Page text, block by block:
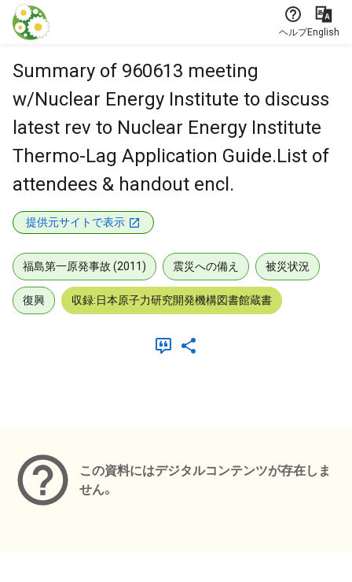
本文に飛ぶ
ヘルプEnglish
Summary of 960613 meeting
w/Nuclear Energy Institute to discuss
latest rev to Nuclear Energy Institute
Thermo-Lag Application Guide.List of
attendees & handout encl.
提供元サイトで表示
福島第一原発事故 (2011) 震災への備え 被災状況
復興 収録:日本原子力研究開発機構図書館蔵書
この資料にはデジタルコンテンツが存在しま
せん。